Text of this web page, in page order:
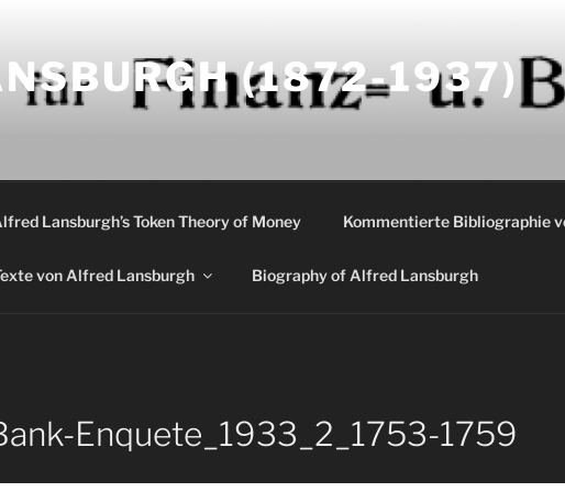
(1872-1937)
Lansburgh’s Token Theory of Money Kommentierte Bibliographie
von Alfred Lansburgh Biography of Alfred Lansburgh
Enquete_1933_2_1753-1759